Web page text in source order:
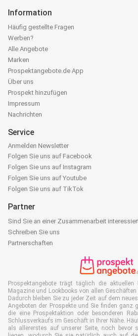
Information
Häufig gestellte Fragen
Werben?
Alle Angebote
Marken
Prospektangebote.de App
Über uns
Prospekt hinzufügen
Impressum
Nachrichten
Service
Anmelden Newsletter
Folgen Sie uns auf Facebook
Folgen Sie uns auf Instagram
Folgen Sie uns auf Youtube
Folgen Sie uns auf TikTok
Partner
Sind Sie an einer Zusammenarbeit
Schreiben Sie uns
Partnerschaften
Prospektangebote trägt täglich die aktuellen
Magazine und Lookbooks von allen
Dadurch bleiben Sie zu jeder Zeit auf dem
Angeboten der Prospekte und Sie finden ganz
die eine Prospektaktion oder besonderen
Schlussverkaufs im Geschäft in Ihrer Nähe.
als allererstes auf unserer Seite, noch bevor